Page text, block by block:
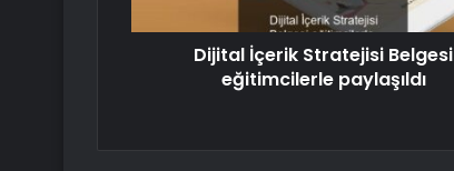
Dijital İçerik Stratejisi Belgesi
eğitimcilerle paylaşıldı